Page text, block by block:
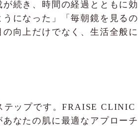
続き、時間の経過とともに効
になった」「毎朝鏡を見るの
向上だけでなく、生活全般に
テップです。FRAISE CLINIC
なたの肌に最適なアプローチ